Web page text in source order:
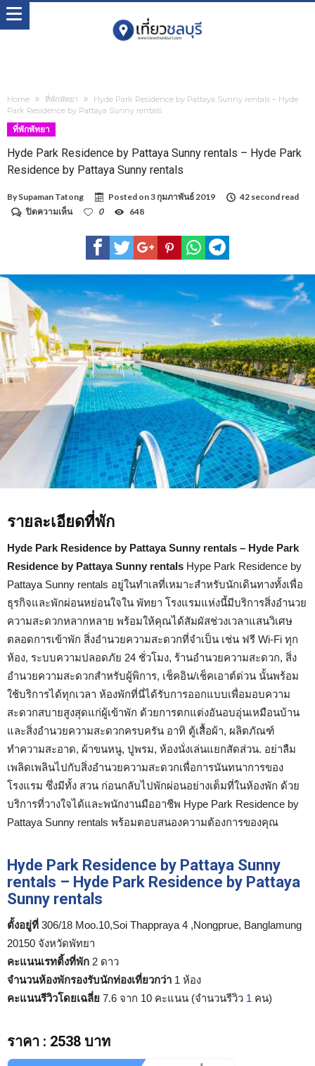
Home ที่พักพัทยา
Hyde Park Residence by Pattaya Sunny rentals – Hyde
Park Residence by Pattaya Sunny rentals
ที่พักพัทยา
Hyde Park Residence by Pattaya Sunny rentals – Hyde Park
Residence by Pattaya Sunny rentals
By Supaman Tatong Posted on3 กุมภาพันธ์ 2019
42 second read
ปิดความเห็นบน
Park
Residence
rentals
–
Hyde
Park
by
Pattaya
Sunny
rentals
0 648
รายละเอียดที่พัก
Hyde Park Residence by Pattaya Sunny rentals – Hyde Park
Residence by Pattaya Sunny rentals Hype Park Residence by
Pattaya Sunny rentals อยู่ในทำเลที่เหมาะสำหรับนักเดินทางทั้งเพื่อ
ธุรกิจและพักผ่อนหย่อนใจใน พัทยา โรงแรมแห่งนี้มีบริการสิ่งอำนวย
ความสะดวกหลากหลาย พร้อมให้คุณได้สัมผัสช่วงเวลาแสนวิเศษ
ตลอดการเข้าพัก สิ่งอำนวยความสะดวกที่จำเป็น เช่น ฟรี Wi-Fi ทุก
ห้อง, ระบบความปลอดภัย 24 ชั่วโมง, ร้านอำนวยความสะดวก, สิ่ง
อำนวยความสะดวกสำหรับผู้พิการ, เช็คอิน/เช็คเอาต์ด่วน นั้นพร้อม
ใช้บริการได้ทุกเวลา ห้องพักที่นี่ได้รับการออกแบบเพื่อมอบความ
สะดวกสบายสูงสุดแก่ผู้เข้าพัก ด้วยการตกแต่งอันอบอุ่นเหมือนบ้าน
และสิ่งอำนวยความสะดวกครบครัน อาทิ ตู้เสื้อผ้า, ผลิตภัณฑ์
ทำความสะอาด, ผ้าขนหนู, ปูพรม, ห้องนั่งเล่นแยกสัดส่วน. อย่าลืม
เพลิดเพลินไปกับสิ่งอำนวยความสะดวกเพื่อการนันทนาการของ
โรงแรม ซึ่งมีทั้ง สวน ก่อนกลับไปพักผ่อนอย่างเต็มที่ในห้องพัก ด้วย
บริการที่วางใจได้และพนักงานมืออาชีพ Hype Park Residence by
Pattaya Sunny rentals พร้อมตอบสนองความต้องการของคุณ
Hyde Park Residence by Pattaya Sunny
rentals – Hyde Park Residence by Pattaya
Sunny rentals
ตั้งอยู่ที่ 306/18 Moo.10,Soi Thappraya 4 ,Nongprue, Banglamung
20150 จังหวัดพัทยา
คะแนนเรทติ้งที่พัก 2 ดาว
จำนวนห้องพักรองรับนักท่องเที่ยวกว่า 1 ห้อง
คะแนนรีวิวโดยเฉลี่ย 7.6 จาก 10 คะแนน (จำนวนรีวิว 1 คน)
ราคา : 2538 บาท